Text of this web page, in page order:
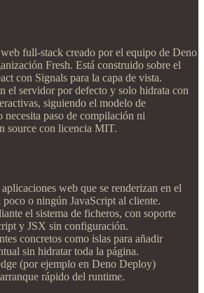
full-stack creado por el equipo de Deno
Fresh. Está construido sobre el
con Signals para la capa de vista.
el servidor por defecto y solo hidrata con
siguiendo el modelo de
necesita paso de compilación ni
source con licencia MIT.
web que se renderizan en el
o ningún JavaScript al cliente.
el sistema de ficheros, con soporte
y JSX sin configuración.
concretos como islas para añadir
sin hidratar toda la página.
(por ejemplo en Deno Deploy)
rápido del runtime.